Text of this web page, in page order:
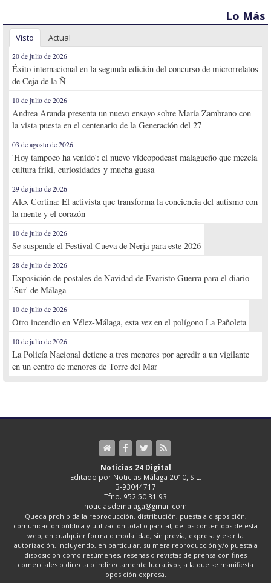
Lo Más
Visto Actual
20 de julio de 2026
Éxito internacional en la segunda edición del concurso de microrrelatos
de Ceja de la Ñ
10 de julio de 2026
Andrea Aranda presenta un nuevo ensayo sobre María Zambrano con
la vista puesta en el centenario de la Generación del 27
03 de agosto de 2026
'Hoy tampoco ha venido': el nuevo videopodcast malagueño que mezcla
cultura friki, curiosidades y mucha guasa
29 de julio de 2026
Alex Cortina: El activista que transforma la conciencia del autismo con
la mente y el corazón
10 de julio de 2026
Se suspende el Festival Cueva de Nerja para este 2026
28 de julio de 2026
Exposición de postales de Navidad de Evaristo Guerra para el diario
'Sur' de Málaga
10 de julio de 2026
Otro incendio en Vélez-Málaga, esta vez en el polígono La Pañoleta
10 de julio de 2026
La Policía Nacional detiene a tres menores por agredir a un vigilante
en un centro de menores de Torre del Mar
Noticias 24 Digital
Editado por Noticias Málaga 2010, S.L.
B-93044717
Tfno. 952 50 31 93
noticiasdemalaga@gmail.com
Queda prohibida la reproducción, distribución, puesta a disposición,
comunicación pública y utilización total o parcial, de los contenidos de esta
web, en cualquier forma o modalidad, sin previa, expresa y escrita
autorización, incluyendo, en particular, su mera reproducción y/o puesta a
disposición como resúmenes, reseñas o revistas de prensa con fines
comerciales o directa o indirectamente lucrativos, a la que se manifiesta
oposición expresa.